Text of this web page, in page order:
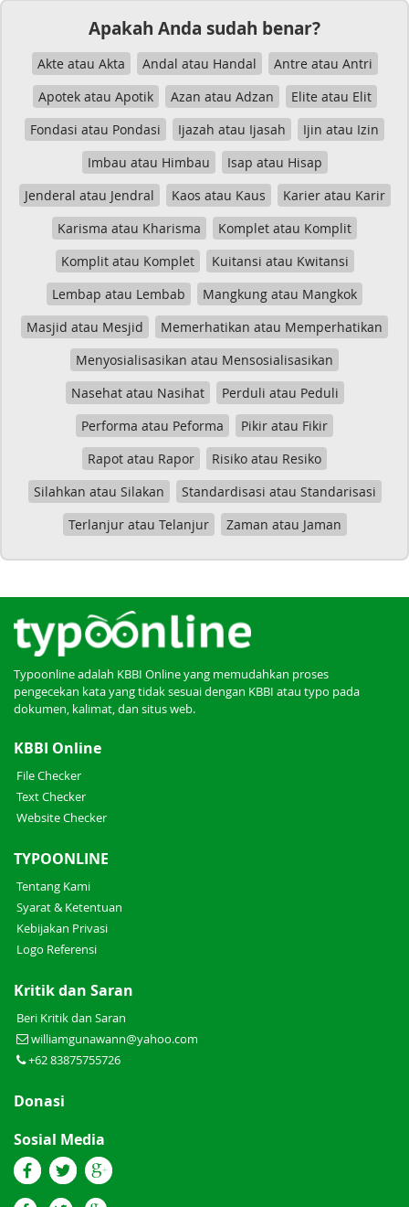
Apakah Anda sudah benar?
Akte atau Akta Andal atau Handal
Antre atau Antri
Apotek atau Apotik
Azan atau Adzan
Elite atau Elit
Fondasi atau Pondasi
Ijazah atau Ijasah
Ijin atau Izin
Imbau atau Himbau
Isap atau Hisap
Jenderal atau Jendral
Kaos atau Kaus
Karier atau Karir
Karisma atau Kharisma
Komplet atau Komplit
Komplit atau Komplet
Kuitansi atau Kwitansi
Lembap atau Lembab
Mangkung atau Mangkok
Masjid atau Mesjid
Memerhatikan atau Memperhatikan
Menyosialisasikan atau Mensosialisasikan
Nasehat atau Nasihat
Perduli atau Peduli
Performa atau Peforma
Pikir atau Fikir
Rapot atau Rapor
Risiko atau Resiko
Silahkan atau Silakan
Standardisasi atau Standarisasi
Terlanjur atau Telanjur
Zaman atau Jaman
Typoonline adalah KBBI Online yang memudahkan proses
pengecekan kata yang tidak sesuai dengan KBBI atau typo pada
dokumen, kalimat, dan situs web.
KBBI Online
File Checker
Text Checker
Website Checker
TYPOONLINE
Tentang Kami
Syarat & Ketentuan
Kebijakan Privasi
Logo Referensi
Kritik dan Saran
Beri Kritik dan Saran
williamgunawann@yahoo.com
+62 83875755726
Donasi
Sosial Media